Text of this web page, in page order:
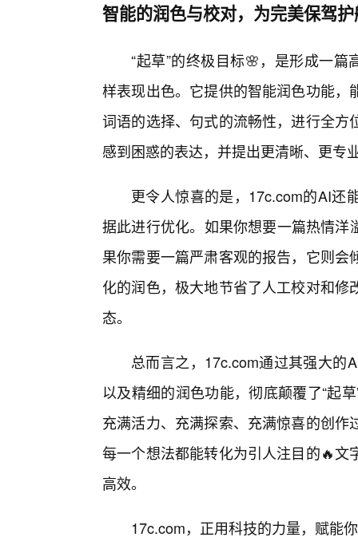
智能的润色与校对，为完美保驾
“起草”的终极目标🌸，是形成一
样表现出色。它提供的智能润色功能
词语的选择、句式的流畅性，进行全
感到困惑的表达，并提出更清晰、更专
更令人惊喜的是，17c.com的AI还
据此进行优化。如果你想要一篇热情
果你需要一篇严肃客观的报告，它则
化的润色，极大地节省了人工校对和
态。
总而言之，17c.com通过其强大的
以及精细的润色功能，彻底颠覆了“起
充满活力、充满探索、充满惊喜的创
每一个想法都能转化为引人注目的🔥
高效。
17c.com，正用科技的力量，赋能